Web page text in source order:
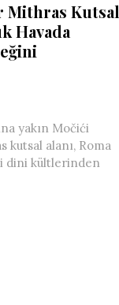
Mithras Kutsal
Havada
yakın Močići
alanı, Roma
dini kültlerinden